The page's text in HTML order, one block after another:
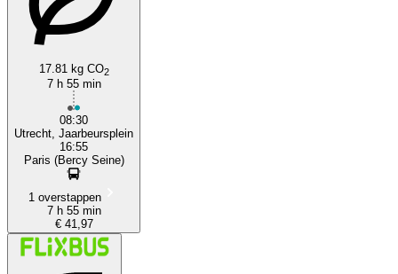
17.81 kg CO2
7 h 55 min
08:30
Utrecht, Jaarbeursplein
16:55
Paris (Bercy Seine)
1 overstappen
7 h 55 min
€ 41,97